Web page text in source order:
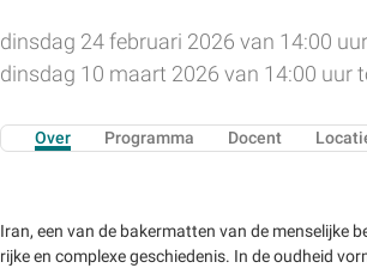
dinsdag 24 februari 2026 van 14:00
dinsdag 10 maart 2026 van 14:00 uur
Over Programma Docent
Iran, een van de bakermatten van de menselijke
rijke en complexe geschiedenis. In de oudheid